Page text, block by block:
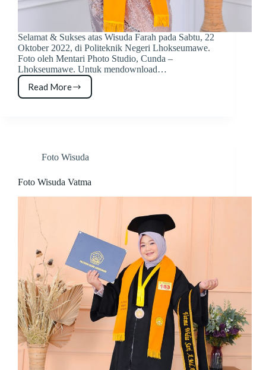
Selamat & Sukses atas Wisuda Farah pada Sabtu, 22
Oktober 2022, di Politeknik Negeri Lhokseumawe.
Foto oleh Mentari Photo Studio, Cunda –
Lhokseumawe. Untuk mendownload…
Read More
Foto
Wisuda
Foto Wisuda
Foto Wisuda Vatma